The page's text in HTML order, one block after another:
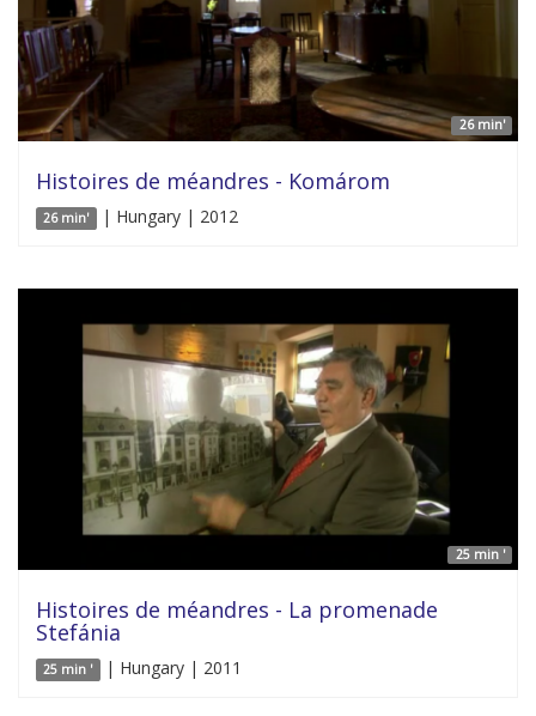
26 min'
Histoires de méandres - Komárom
26 min' | Hungary | 2012
25 min '
Histoires de méandres - La promenade
Stefánia
25 min ' | Hungary | 2011